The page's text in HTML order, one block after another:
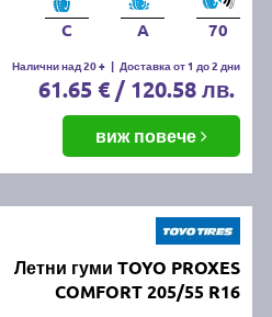
C A 70
Налични над 20 + | Доставка от 1 до 2 дни
61.65 € / 120.58 лв.
виж повече
Летни гуми TOYO PROXES
COMFORT 205/55 R16